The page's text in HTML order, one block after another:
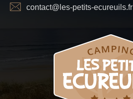
contact@les-petits-ecureuils.fr